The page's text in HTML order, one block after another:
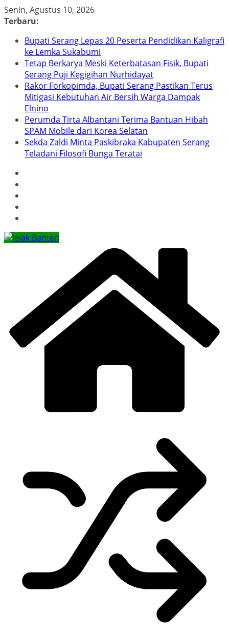
Skip
to
Senin, Agustus 10, 2026
Terbaru:
Bupati Serang Lepas 20 Peserta Pendidikan Kaligrafi
ke Lemka Sukabumi
Tetap Berkarya Meski Keterbatasan Fisik, Bupati
Serang Puji Kegigihan Nurhidayat
Rakor Forkopimda, Bupati Serang Pastikan Terus
Mitigasi Kebutuhan Air Bersih Warga Dampak
Elnino
Perumda Tirta Albantani Terima Bantuan Hibah
SPAM Mobile dari Korea Selatan
Sekda Zaldi Minta Paskibraka Kabupaten Serang
Teladani Filosofi Bunga Teratai